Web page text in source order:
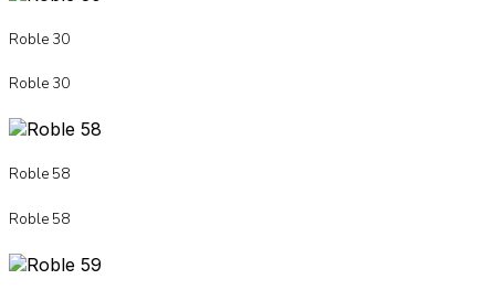
Roble 30
Roble 30
Roble 58
Roble 58